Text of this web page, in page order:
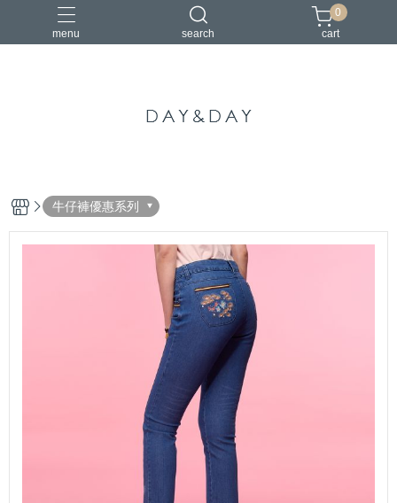
menu search
棉麻 茶禪服
0
cart
牛仔褲優惠系列